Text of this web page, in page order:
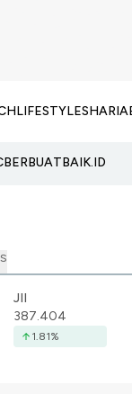
LIFESTYLESHARIA
BERBUATBAIK.ID
JII
387.404
1.81%